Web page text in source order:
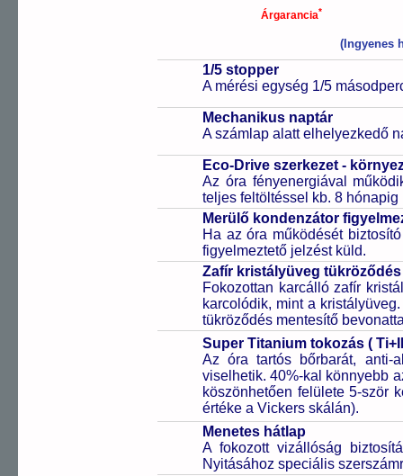
Árgarancia*
(Ingyenes
1/5 stopper
A mérési egység 1/5
Mechanikus naptár
A számlap alatt elhelyezkedő
Eco-Drive szerkezet -
Az óra fényenergiával
teljes feltöltéssel kb. 8
Merülő kondenzátor
Ha az óra működését
figyelmeztető jelzést küld.
Zafír kristályüveg
Fokozottan karcálló zafír
karcolódik, mint a
tükröződés mentesítő
Super Titanium tokozás (
Az óra tartós bőrbarát, anti-
viselhetik. 40%-kal könnyebb
köszönhetően felülete 5-ször
értéke a Vickers skálán).
Menetes hátlap
A fokozott vizállóság
Nyitásához speciális